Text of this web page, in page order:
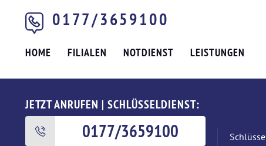
0177/3659100
HOME FILIALEN NOTDIENST LEISTUNGEN
JETZT ANRUFEN | SCHLÜSSELDIENST:
0177/3659100